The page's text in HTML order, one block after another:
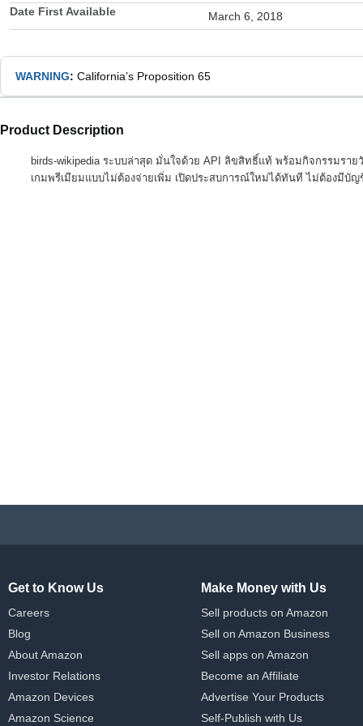
Date First Available March 6, 2018
WARNING: California’s Proposition 65
Product Description
birds-wikipedia ระบบล่าสุด มั่นใจด้วย API ลิขสิทธิ์แท้ พร้อมกิจกรรมรา
เกมพรีเมียมแบบไม่ต้องจ่ายเพิ่ม เปิดประสบการณ์ใหม่ได้ทันที ไม่ต้องมีบัญ
Get to Know Us
Careers
Blog
About Amazon
Investor Relations
Amazon Devices
Amazon Science
Make Money with Us
Sell products on Amazon
Sell on Amazon Business
Sell apps on Amazon
Become an Affiliate
Advertise Your Products
Self-Publish with Us